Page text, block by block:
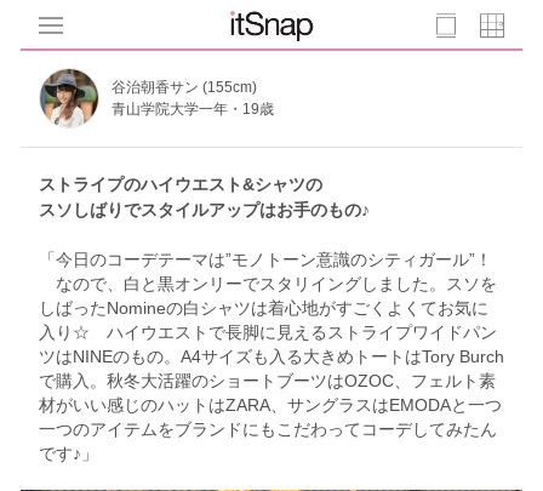
谷治朝香サン (155cm)
青山学院大学一年・19歳
ストライプのハイウエスト&シャツの
スソしばりでスタイルアップはお手のもの♪
「今日のコーデテーマは”モノトーン意識のシティガール”！
なので、白と黒オンリーでスタリイングしました。スソを
しばったNomineの白シャツは着心地がすごくよくてお気に
入り☆ ハイウエストで長脚に見えるストライプワイドパン
ツはNINEのもの。A4サイズも入る大きめトートはTory Burch
で購入。秋冬大活躍のショートブーツはOZOC、フェルト素
材がいい感じのハットはZARA、サングラスはEMODAと一つ
一つのアイテムをブランドにもこだわってコーデしてみたん
です♪」